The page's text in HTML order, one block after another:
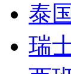
泰
瑞